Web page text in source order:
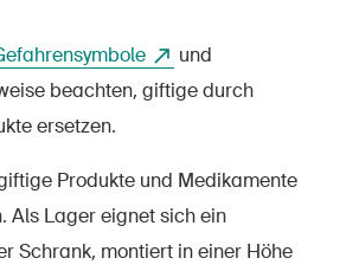
und
beachten, giftige durch
ersetzen.
Produkte und Medikamente
Als Lager eignet sich ein
Schrank, montiert in einer Höhe